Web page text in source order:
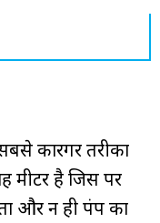
कारगर तरीका
मीटर है जिस पर
और न ही पंप का